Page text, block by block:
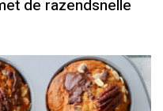
de razendsnelle